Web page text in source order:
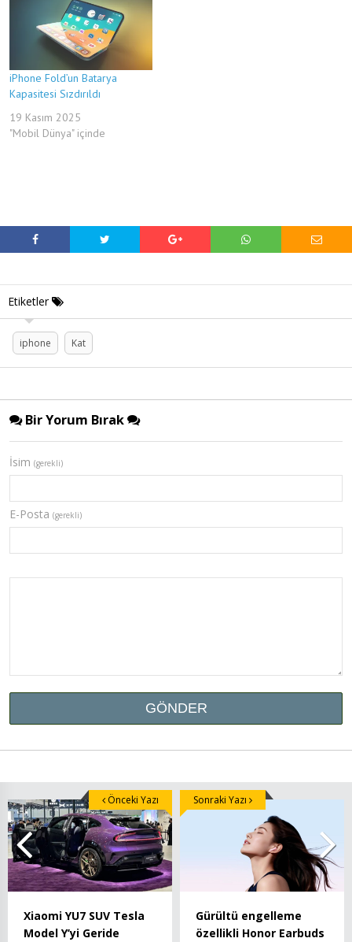
iPhone Fold’un Batarya
Kapasitesi Sızdırıldı
19 Kasım 2025
"Mobil Dünya" içinde
Etiketler
iphone Kat
Bir Yorum Bırak
İsim (gerekli)
E-Posta (gerekli)
Xiaomi YU7 SUV Tesla
Model Y’yi Geride
Önceki Yazı
Gürültü engelleme
özellikli Honor Earbuds
Sonraki Yazı